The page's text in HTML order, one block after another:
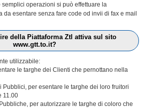
semplici operazioni si può effettuare la
da esentare senza fare code od invii di fax e mail
della Piattaforma Ztl attiva sul sito
www.gtt.to.it?
utilizzabile:
le targhe dei Clienti che pernottano nella
per esentare le targhe dei loro fruitori
11.00
per autorizzare le targhe di coloro che